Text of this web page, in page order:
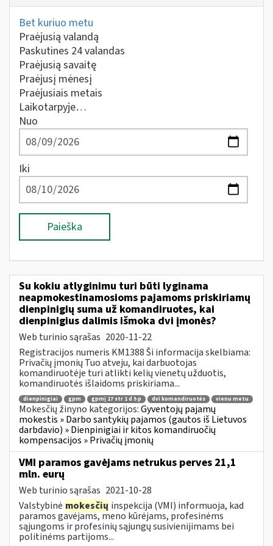
Bet kuriuo metu
Praėjusią valandą
Paskutines 24 valandas
Praėjusią savaitę
Praėjusį mėnesį
Praėjusiais metais
Laikotarpyje…
Nuo
Iki
Paieška
Su kokiu atlyginimu turi būti lyginama
neapmokestinamosioms pajamoms priskiriamų
dienpinigių suma už komandiruotes, kai
dienpinigius dalimis išmoka dvi įmonės?
Web turinio sąrašas 2020-11-22
Registracijos numeris KM1388 Ši informacija skelbiama:
Privačių įmonių Tuo atveju, kai darbuotojas
komandiruotėje turi atlikti kelių vienetų užduotis,
komandiruotės išlaidoms priskiriama...
dienpinigiai gpm gpmį 17 str 1 d 5 p dvi komandiruotės vienu metu
Mokesčių žinyno kategorijos:Gyventojų pajamų
mokestis » Darbo santykių pajamos (gautos iš Lietuvos
darbdavio) » Dienpinigiai ir kitos komandiruočių
kompensacijos » Privačių įmonių
VMI paramos gavėjams netrukus perves 21,1
mln. eurų
Web turinio sąrašas 2021-10-28
Valstybinė mokesčių inspekcija (VMI) informuoja, kad
paramos gavėjams, meno kūrėjams, profesinėms
sąjungoms ir profesinių sąjungų susivienijimams bei
politinėms partijoms...